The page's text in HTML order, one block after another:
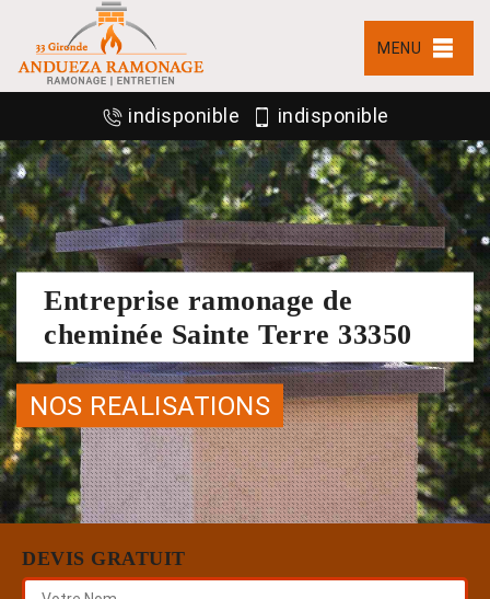
MENU
indisponible indisponible
Entreprise ramonage de
cheminée Sainte Terre 33350
NOS REALISATIONS
DEVIS GRATUIT